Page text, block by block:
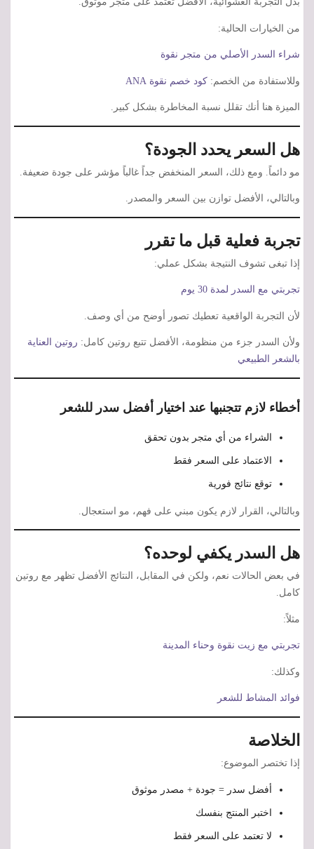
من الخيارات الحالية:
شراء السدر الأصلي من متجر نقوة
وللاستفادة من الخصم: كود خصم نقوة ANA
الميزة هنا أنك تقلل نسبة المخاطرة بشكل كبير.
هل السعر يحدد الجودة؟
مو دائماً. ومع ذلك، السعر المنخفض جداً غالباً مؤشر على جودة ضعيفة.
وبالتالي، الأفضل توازن بين السعر والمصدر.
تجربة فعلية قبل ما تقرر
إذا تبغى تشوف النتيجة بشكل عملي:
تجربتي مع السدر لمدة 30 يوم
لأن التجربة الواقعية تعطيك تصور أوضح من أي وصف.
ولأن السدر جزء من منظومة، الأفضل تتبع روتين كامل: روتين العناية
بالشعر الطبيعي
أخطاء لازم تتجنبها عند اختيار أفضل سدر للشعر
الشراء من أي متجر بدون تحقق
الاعتماد على السعر فقط
توقع نتائج فورية
وبالتالي، القرار لازم يكون مبني على فهم، مو استعجال.
هل السدر يكفي لوحده؟
في بعض الحالات نعم، ولكن في المقابل، النتائج الأفضل تظهر مع روتين
كامل.
مثلاً:
تجربتي مع زيت نقوة وحناء المدينة
وكذلك:
فوائد المشاط للشعر
الخلاصة
إذا تختصر الموضوع:
أفضل سدر = جودة + مصدر موثوق
اختبر المنتج بنفسك
لا تعتمد على السعر فقط